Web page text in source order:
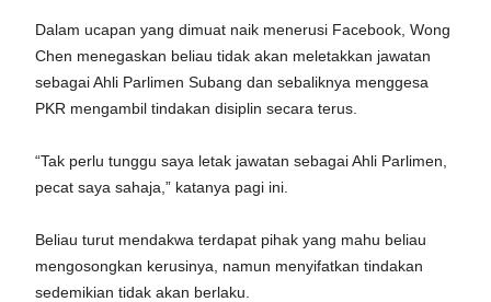
Dalam ucapan yang dimuat naik menerusi Facebook, Wong
Chen menegaskan beliau tidak akan meletakkan jawatan
sebagai Ahli Parlimen Subang dan sebaliknya menggesa
PKR mengambil tindakan disiplin secara terus.
“Tak perlu tunggu saya letak jawatan sebagai Ahli Parlimen,
pecat saya sahaja,” katanya pagi ini.
Beliau turut mendakwa terdapat pihak yang mahu beliau
mengosongkan kerusinya, namun menyifatkan tindakan
sedemikian tidak akan berlaku.